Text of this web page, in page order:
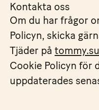
Kontakta oss
Om du har frågor
Policyn, skicka
Tjäder på
Cookie Policyn för
uppdaterades